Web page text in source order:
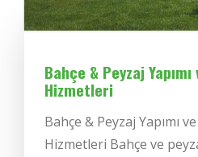
Bahçe & Peyzaj
Hizmetleri
Bahçe & Peyzaj Yapımı
Hizmetleri Bahçe ve